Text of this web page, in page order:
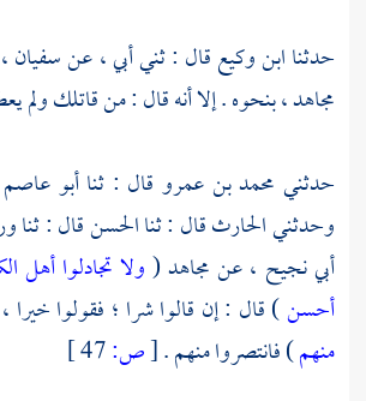
حدثناابن وكيعقال : ثني أبي ، عنسفيان ،
مجاهد ،بنحوه . إلا أنه قال : من قاتلك ولم
حدثني محمد بن عمرو قال : ثناأبو عاصم
وحدثنيالحارثقال : ثناالحسنقال : ثنا
أبي نجيح ،عنمجاهد(ولا تجادلوا أهل
أحسن) قال : إن قالوا شرا ؛ فقولوا
منهم) فانتصروا منهم .[ص: